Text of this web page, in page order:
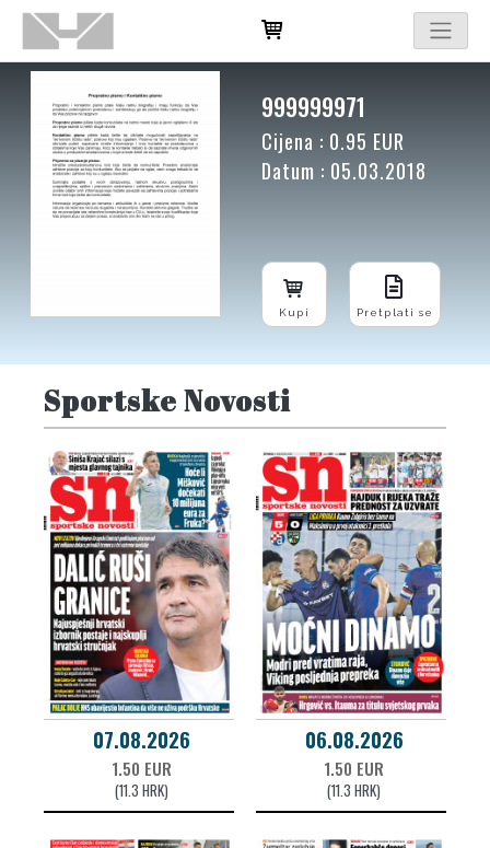
999999971
Cijena : 0.95 EUR
Datum : 05.03.2018
Kupi Pretplati se
Sportske Novosti
07.08.2026
1.50 EUR
(11.3 HRK)
06.08.2026
1.50 EUR
(11.3 HRK)